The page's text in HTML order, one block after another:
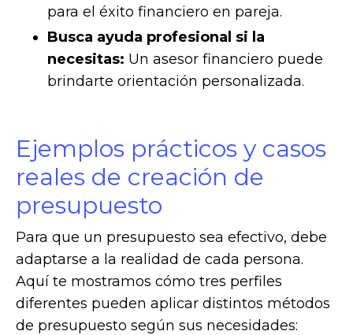
para el éxito financiero en pareja.
Busca ayuda profesional si la
necesitas: Un asesor financiero puede
brindarte orientación personalizada.
Ejemplos prácticos y casos
reales de creación de
presupuesto
Para que un presupuesto sea efectivo, debe
adaptarse a la realidad de cada persona.
Aquí te mostramos cómo tres perfiles
diferentes pueden aplicar distintos métodos
de presupuesto según sus necesidades: